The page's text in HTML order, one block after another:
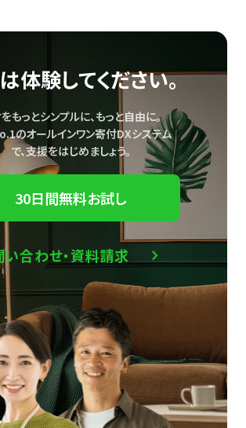
体験してください。
もっとシンプルに、もっと自由に。
のオールインワン寄付DXシステム
で、支援をはじめましょう。
30日間無料お試し
い合わせ・資料請求